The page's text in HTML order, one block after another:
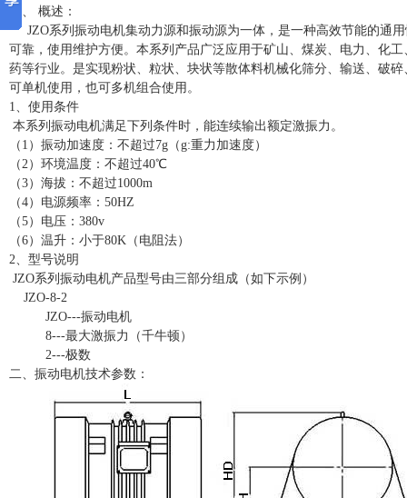
一、 概述：
JZO系列振动电机集动力源和振动源为一体，是一种高效节能的通用
可靠，使用维护方便。本系列产品广泛应用于矿山、煤炭、电力、化
药等行业。是实现粉状、粒状、块状等散体料机械化筛分、输送、破
可单机使用，也可多机组合使用。
1、使用条件
本系列振动电机满足下列条件时，能连续输出额定激振力。
（1）振动加速度：不超过7g（g:重力加速度）
（2）环境温度：不超过40℃
（3）海拔：不超过1000m
（4）电源频率：50HZ
（5）电压：380v
（6）温升：小于80K（电阻法）
2、型号说明
JZO系列振动电机产品型号由三部分组成（如下示例）
JZO-8-2
JZO---振动电机
8---最大激振力（千牛顿）
2---极数
二、 振动电机技术参数：